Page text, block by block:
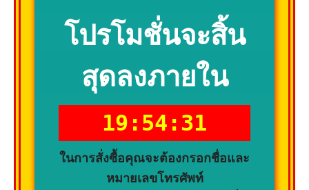
โปรโมชั่นจะสิ้น
สุดลงภายใน
19:54:30
ในการสั่งซื้อคุณจะต้องกรอกชื่อและ
หมายเลขโทรศัพท์